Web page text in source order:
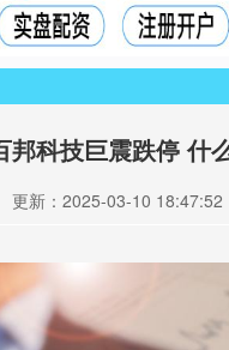
科技巨震跌停 什
更新：2025-03-10 18:47:52